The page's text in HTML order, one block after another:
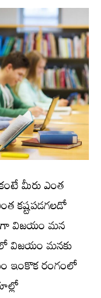
మీరు ఎంత
కష్టపడగలడో
విజయం మన
విజయం మనకు
ఇంకొక రంగంలో